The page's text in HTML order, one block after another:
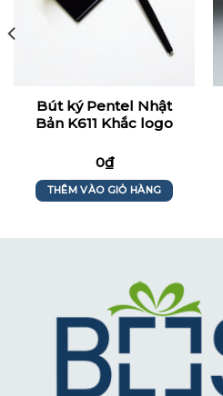
Bút ký Pentel Nhật
Bản K611 Khắc logo
0₫
THÊM VÀO GIỎ HÀNG